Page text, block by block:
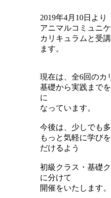
2019年4月10日より
アニマルコミュニ
カリキュラムと受
ます。
現在は、全6回のカ
基礎から実践まで
に
なっています。
今後は、少しでも
もっと気軽に学び
だけるよう
初級クラス・基礎
に分けて
開催をいたします。